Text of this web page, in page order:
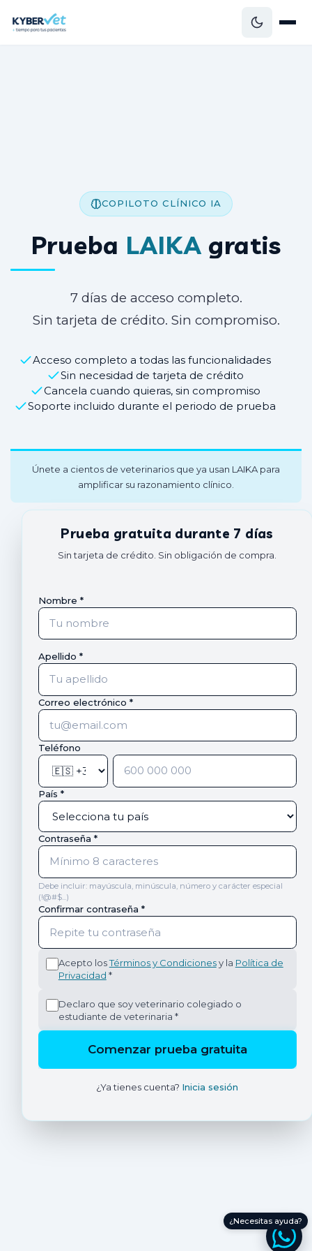
COPILOTO CLÍNICO IA
Prueba LAIKAgratis
7 días de acceso completo.
Sin tarjeta de crédito. Sin compromiso.
Acceso completo a todas las funcionalidades
Sin necesidad de tarjeta de crédito
Cancela cuando quieras, sin compromiso
Soporte incluido durante el periodo de prueba
Únete a cientos de veterinarios que ya usan LAIKA para
amplificar su razonamiento clínico.
Prueba gratuita durante 7 días
Sin tarjeta de crédito. Sin obligación de compra.
Nombre *
Apellido *
Correo electrónico *
Teléfono
País *
Contraseña *
Debe incluir: mayúscula, minúscula, número y carácter especial
(!@#$...)
Confirmar contraseña *
Acepto losTérminos y Condicionesy la Política de
Privacidad *
Declaro que soy veterinario colegiado o
estudiante de veterinaria *
Comenzar prueba gratuita
¿Ya tienes cuenta? Inicia sesión
¿Necesitas ayuda?